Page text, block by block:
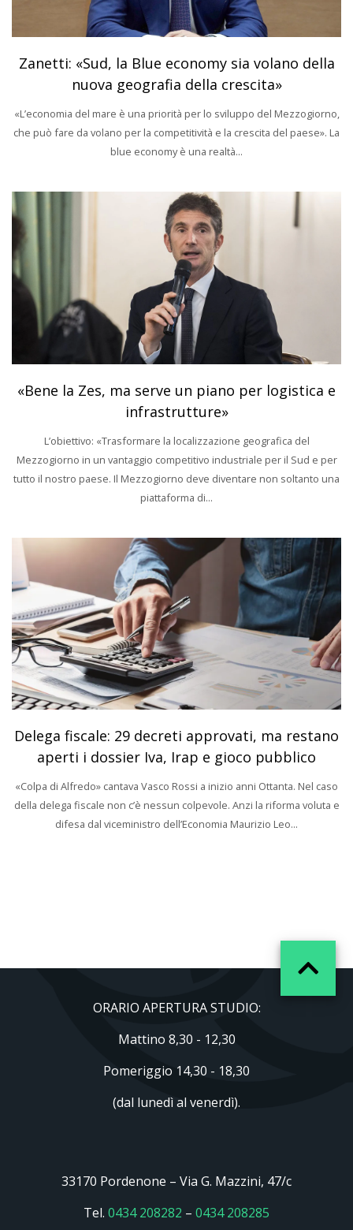
Zanetti: «Sud, la Blue economy sia volano della
nuova geografia della crescita»
«L’economia del mare è una priorità per lo sviluppo del Mezzogiorno,
che può fare da volano per la competitività e la crescita del paese». La
blue economy è una realtà...
«Bene la Zes, ma serve un piano per logistica e
infrastrutture»
L’obiettivo: «Trasformare la localizzazione geografica del
Mezzogiorno in un vantaggio competitivo industriale per il Sud e per
tutto il nostro paese. Il Mezzogiorno deve diventare non soltanto una
piattaforma di...
Delega fiscale: 29 decreti approvati, ma restano
aperti i dossier Iva, Irap e gioco pubblico
«Colpa di Alfredo» cantava Vasco Rossi a inizio anni Ottanta. Nel caso
della delega fiscale non c’è nessun colpevole. Anzi la riforma voluta e
difesa dal viceministro dell’Economia Maurizio Leo...
33170 Pordenone – Via G. Mazzini, 47/c
Tel. 0434 208282 – 0434 208285
ORARIO APERTURA STUDIO:
Mattino 8,30 - 12,30
Pomeriggio 14,30 - 18,30
(dal lunedì al venerdì).